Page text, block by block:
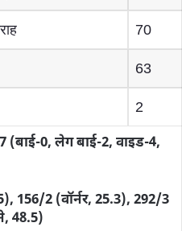
70
63
2
(बाई-0, लेग बाई-2, वाइड-4,
156/2 (वॉर्नर, 25.3), 292/3
48.5)